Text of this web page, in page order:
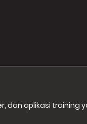
dan aplikasi training